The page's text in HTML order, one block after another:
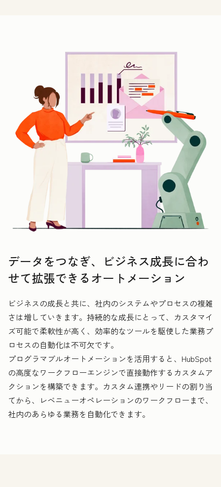
データをつなぎ、ビジネス成長に合わ
せて拡張できるオートメーション
ビジネスの成長と共に、社内のシステムやプロセスの複雑
さは増していきます。持続的な成長にとって、カスタマイ
ズ可能で柔軟性が高く、効率的なツールを駆使した業務プ
ロセスの自動化は不可欠です。
プログラマブルオートメーションを活用すると、HubSpot
の高度なワークフローエンジンで直接動作するカスタムア
クションを構築できます。カスタム連携やリードの割り当
てから、レベニューオペレーションのワークフローまで、
社内のあらゆる業務を自動化できます。